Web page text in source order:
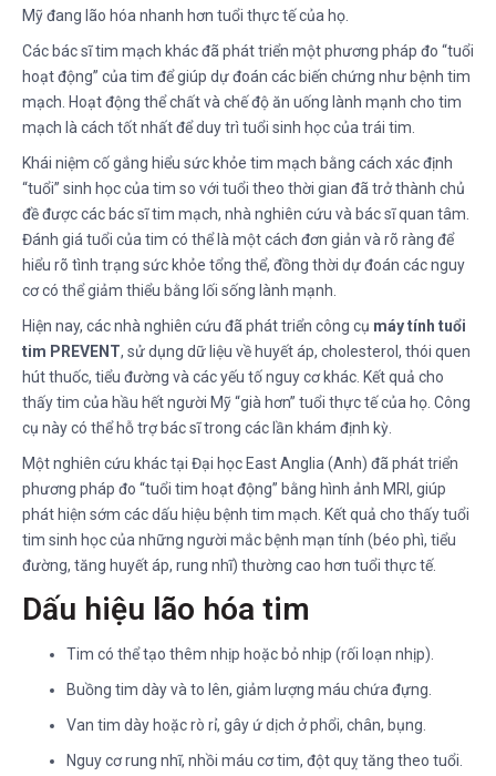
Mỹ đang lão hóa nhanh hơn tuổi thực tế của họ.
Các bác sĩ tim mạch khác đã phát triển một phương pháp đo “tuổi
hoạt động” của tim để giúp dự đoán các biến chứng như bệnh tim
mạch. Hoạt động thể chất và chế độ ăn uống lành mạnh cho tim
mạch là cách tốt nhất để duy trì tuổi sinh học của trái tim.
Khái niệm cố gắng hiểu sức khỏe tim mạch bằng cách xác định
“tuổi” sinh học của tim so với tuổi theo thời gian đã trở thành chủ
đề được các bác sĩ tim mạch, nhà nghiên cứu và bác sĩ quan tâm.
Đánh giá tuổi của tim có thể là một cách đơn giản và rõ ràng để
hiểu rõ tình trạng sức khỏe tổng thể, đồng thời dự đoán các nguy
cơ có thể giảm thiểu bằng lối sống lành mạnh.
Hiện nay, các nhà nghiên cứu đã phát triển công cụ máy tính tuổi
tim PREVENT, sử dụng dữ liệu về huyết áp, cholesterol, thói quen
hút thuốc, tiểu đường và các yếu tố nguy cơ khác. Kết quả cho
thấy tim của hầu hết người Mỹ “già hơn” tuổi thực tế của họ. Công
cụ này có thể hỗ trợ bác sĩ trong các lần khám định kỳ.
Một nghiên cứu khác tại Đại học East Anglia (Anh) đã phát triển
phương pháp đo “tuổi tim hoạt động” bằng hình ảnh MRI, giúp
phát hiện sớm các dấu hiệu bệnh tim mạch. Kết quả cho thấy tuổi
tim sinh học của những người mắc bệnh mạn tính (béo phì, tiểu
đường, tăng huyết áp, rung nhĩ) thường cao hơn tuổi thực tế.
Dấu hiệu lão hóa tim
Tim có thể tạo thêm nhịp hoặc bỏ nhịp (rối loạn nhịp).
Buồng tim dày và to lên, giảm lượng máu chứa đựng.
Van tim dày hoặc rò rỉ, gây ứ dịch ở phổi, chân, bụng.
Nguy cơ rung nhĩ, nhồi máu cơ tim, đột quỵ tăng theo tuổi.